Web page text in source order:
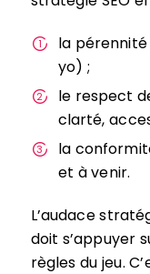
la
yo) ;
le respect
clarté,
la
et à venir.
L’audace
doit s’appuyer
règles du jeu.